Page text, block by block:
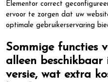
Elementor correct
ervoor te zorgen dat uw
optimale gebruikerservaring
Sommige functies
alleen
versie, wat extra